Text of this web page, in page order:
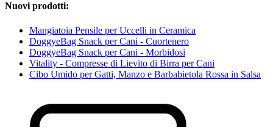
Nuovi prodotti:
Mangiatoia Pensile per Uccelli in Ceramica
DoggyeBag Snack per Cani - Cuortenero
DoggyeBag Snack per Cani - Morbidosi
Vitality - Compresse di Lievito di Birra per Cani
Cibo Umido per Gatti, Manzo e Barbabietola Rossa in Salsa